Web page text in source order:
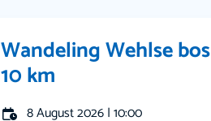
Wandeling Wehlse bos
10 km
8 August 2026 | 10:00